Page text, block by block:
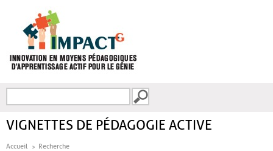
FORMULAIRE DE
VIGNETTES DE PÉDAGOGIE ACTIVE
Accueil Recherche